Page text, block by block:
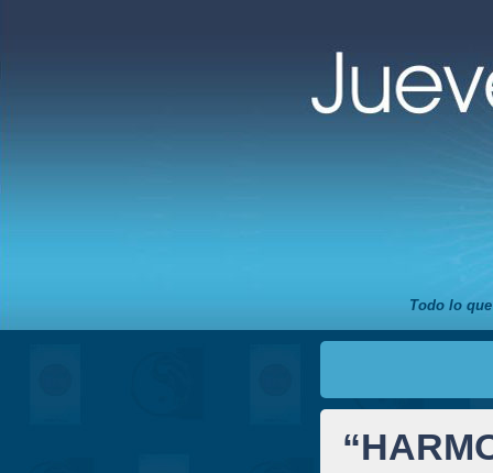
Todo lo